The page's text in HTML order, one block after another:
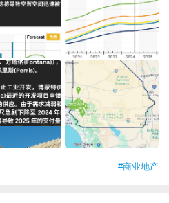
#商业地产